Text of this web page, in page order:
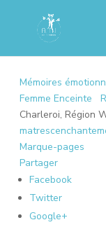
Mémoires
Femme Enceinte
Charleroi, Région
Marque-pages
Partager
Facebook
Twitter
Google+